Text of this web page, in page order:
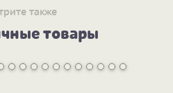
также
товары